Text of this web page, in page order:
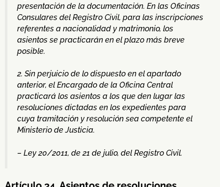
presentación de la documentación. En las Oficinas
Consulares del Registro Civil, para las inscripciones
referentes a nacionalidad y matrimonio, los
asientos se practicarán en el plazo más breve
posible.
2. Sin perjuicio de lo dispuesto en el apartado
anterior, el Encargado de la Oficina Central
practicará los asientos a los que den lugar las
resoluciones dictadas en los expedientes para
cuya tramitación y resolución sea competente el
Ministerio de Justicia.
– Ley 20/2011, de 21 de julio, del Registro Civil.